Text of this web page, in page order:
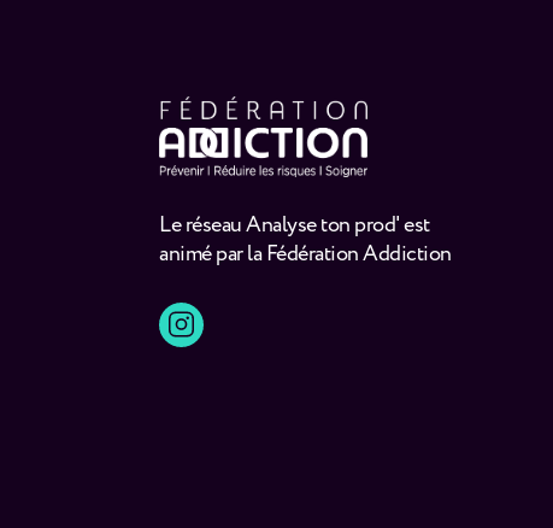
Le réseau Analyse ton prod' est
animé par la Fédération Addiction